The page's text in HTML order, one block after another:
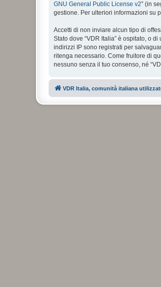
GNU General Public License v2” (in
gestione. Per ulteriori informazioni su
Accetti di non inviare alcun tipo di
Stato dove “VDR Italia” è ospitato, o
indirizzi IP sono registrati per
ritenga necessario. Come fruitore di
nessuno senza il tuo consenso, né
VDR Italia, comunità italiana